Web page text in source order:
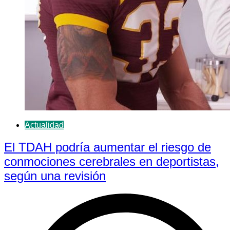
Actualidad
El TDAH podría aumentar el riesgo de
conmociones cerebrales en deportistas,
según una revisión